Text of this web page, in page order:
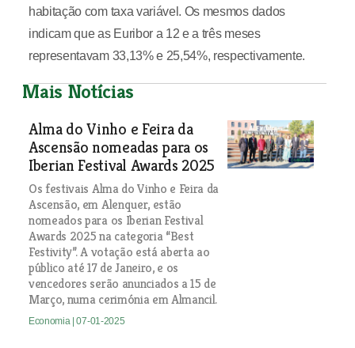
habitação com taxa variável. Os mesmos dados
indicam que as Euribor a 12 e a três meses
representavam 33,13% e 25,54%, respectivamente.
Mais Notícias
Alma do Vinho e Feira da
Ascensão nomeadas para os
Iberian Festival Awards 2025
Os festivais Alma do Vinho e Feira da
Ascensão, em Alenquer, estão
nomeados para os Iberian Festival
Awards 2025 na categoria “Best
Festivity”. A votação está aberta ao
público até 17 de Janeiro, e os
vencedores serão anunciados a 15 de
Março, numa cerimónia em Almancil.
Economia | 07-01-2025